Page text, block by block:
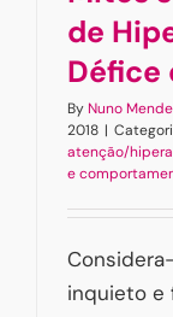
de
Défice
ByNuno
2018 |
atenção/
e
inquieto e